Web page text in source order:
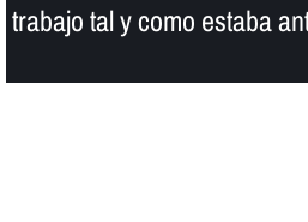
trabajo tal y como estaba